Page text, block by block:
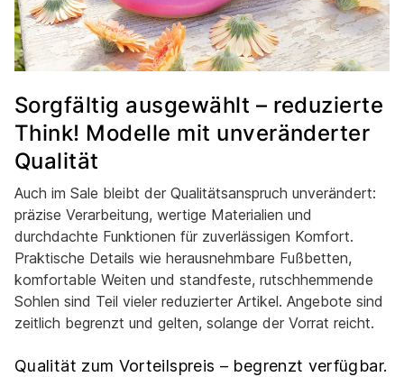
Sorgfältig ausgewählt – reduzierte
Think! Modelle mit unveränderter
Qualität
Auch im Sale bleibt der Qualitätsanspruch unverändert:
präzise Verarbeitung, wertige Materialien und
durchdachte Funktionen für zuverlässigen Komfort.
Praktische Details wie herausnehmbare Fußbetten,
komfortable Weiten und standfeste, rutschhemmende
Sohlen sind Teil vieler reduzierter Artikel. Angebote sind
zeitlich begrenzt und gelten, solange der Vorrat reicht.
Qualität zum Vorteilspreis – begrenzt verfügbar.